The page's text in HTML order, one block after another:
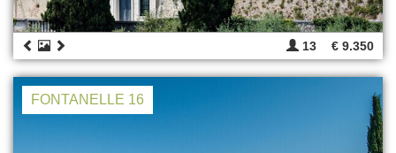
13 € 9.350
FONTANELLE 16